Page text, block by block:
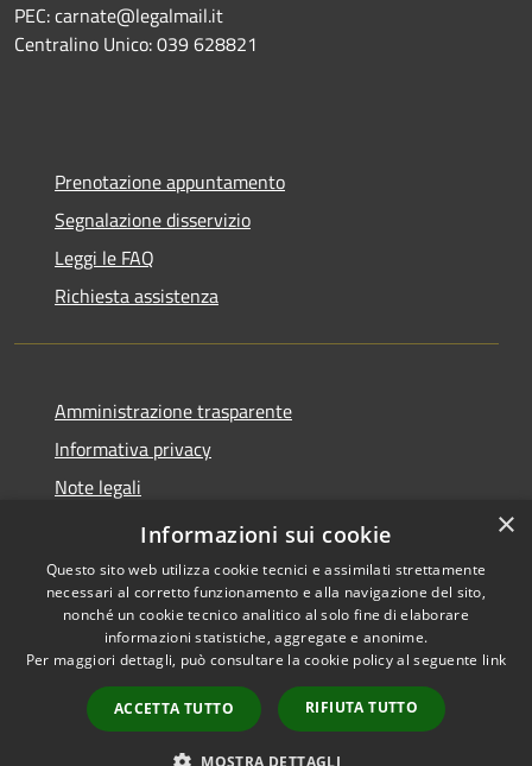
PEC: carnate@legalmail.it
Centralino Unico: 039 628821
Prenotazione appuntamento
Segnalazione disservizio
Leggi le FAQ
Richiesta assistenza
Amministrazione trasparente
Informativa privacy
Note legali
Dichiarazione di accessibilità
Accessibilità
Copyright © 2026 • Comune di
Carnate • Powered by
Municipium•
Accesso
redazione
×
Informazioni sui cookie
Questo sito web utilizza cookie tecnici e assimilati strettamente
necessari al corretto funzionamento e alla navigazione del sito,
nonché un cookie tecnico analitico al solo fine di elaborare
informazioni statistiche, aggregate e anonime.
Per maggiori dettagli, può consultare la cookie policy al seguente link
ACCETTA TUTTO RIFIUTA TUTTO
MOSTRA DETTAGLI